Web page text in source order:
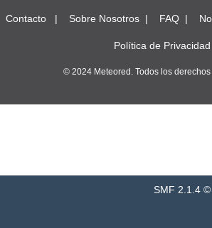
Contacto Sobre Nosotros FAQ
Política de Privacidad
© 2024 Meteored. Todos los
SMF 2.1.4